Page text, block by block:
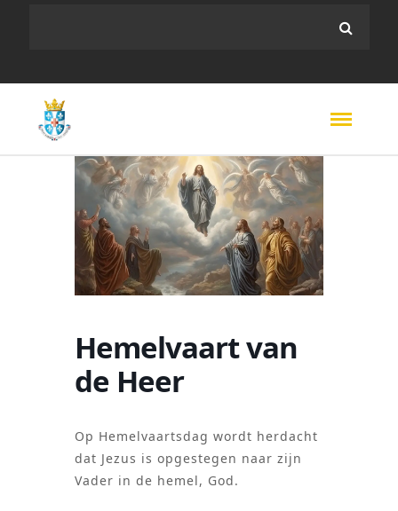
Hemelvaart van
de Heer
Op Hemelvaartsdag wordt herdacht
dat Jezus is opgestegen naar zijn
Vader in de hemel, God.